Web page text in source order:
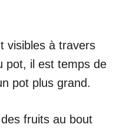
visibles à travers
pot, il est temps de
pot plus grand.
fruits au bout